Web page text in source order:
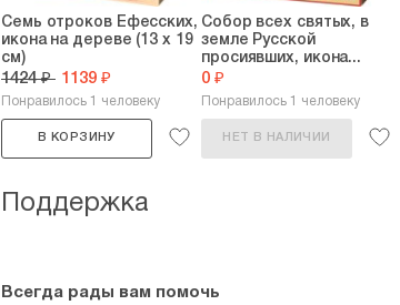
Семь отроков Ефесских,
икона на дереве (13 х 19
см)
1424 ₽ 1139 ₽
Понравилось 1 человеку
В КОРЗИНУ
Собор всех святых, в
земле Русской
просиявших, икона...
0 ₽
Понравилось 1 человеку
НЕТ В НАЛИЧИИ
Поддержка
Всегда рады вам помочь